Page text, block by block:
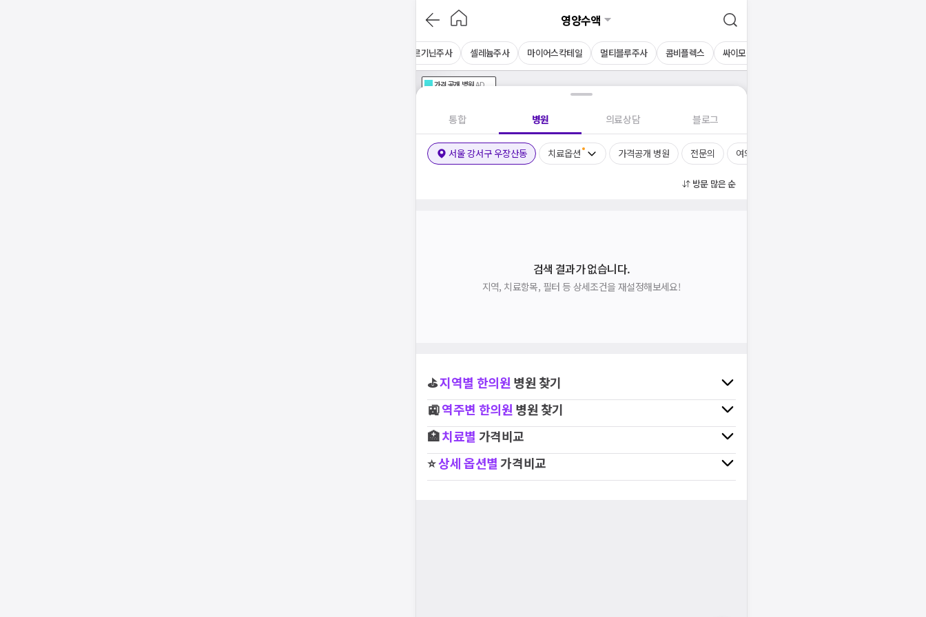
영양수액
아르기닌주사 셀레늄주사 마이어스칵테일 멀티블루주사 콤비플렉스 싸이모신알파
가격공개 병원AD
통합 병원 의료상담 블로그
서울 강서구 우장산동 치료옵션 가격공개 병원 전문의 여의사
방문 많은 순
검색 결과가 없습니다.
지역, 치료항목, 필터 등 상세조건을 재설정해보세요!
⛳지역별 한의원 병원 찾기
🚉역주변 한의원 병원 찾기
🏥치료별 가격비교
⭐상세 옵션별가격비교